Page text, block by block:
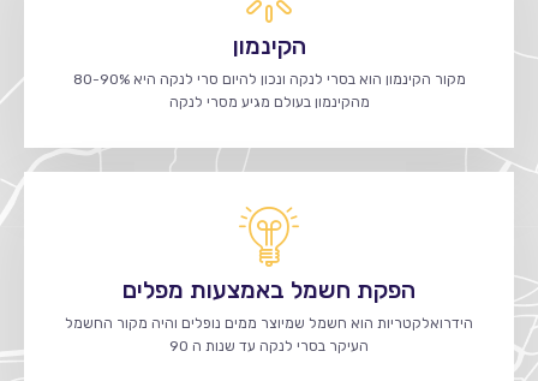
הקינמון
מקור הקינמון הוא בסרי לנקה ונכון להיום סרי לנקה היא 80-90%
מהקינמון בעולם מגיע מסרי לנקה
הפקת חשמל באמצעות מפלים
הידרואלקטריות הוא חשמל שמיוצר ממים נופלים והיה מקור החשמל
העיקר בסרי לנקה עד שנות ה 90